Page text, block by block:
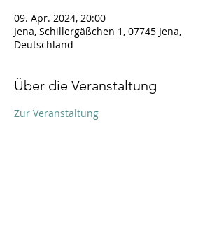
09. Apr. 2024, 20:00
Jena, Schillergäßchen 1, 07745 Jena,
Deutschland
Über die Veranstaltung
Zur Veranstaltung